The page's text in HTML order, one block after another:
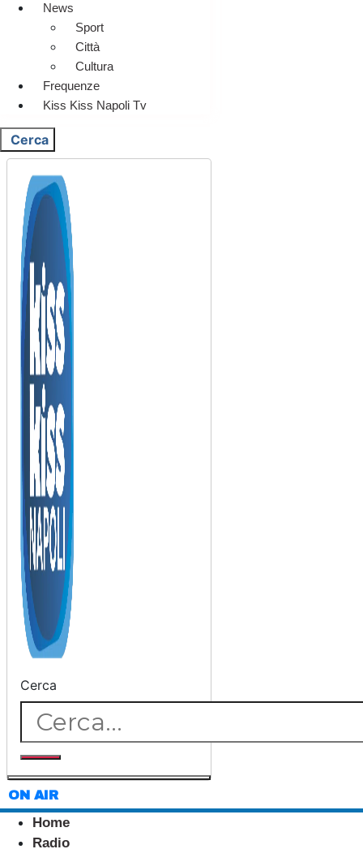
News
Sport
Città
Cultura
Frequenze
Kiss Kiss Napoli Tv
Cerca
Cerca
ON AIR
Home
Radio